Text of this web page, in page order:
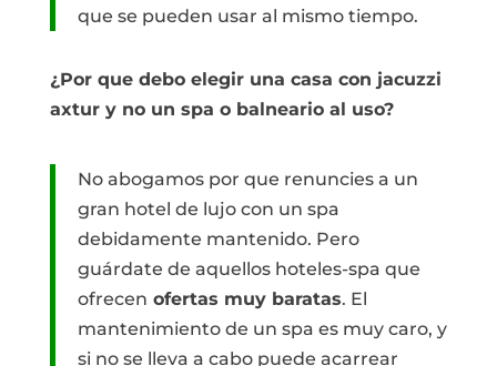
que se pueden usar al mismo tiempo.
¿Por que debo elegir una casa con jacuzzi
axtur y no un spa o balneario al uso?
No abogamos por que renuncies a un
gran hotel de lujo con un spa
debidamente mantenido. Pero
guárdate de aquellos hoteles-spa que
ofrecen ofertas muy baratas. El
mantenimiento de un spa es muy caro, y
si no se lleva a cabo puede acarrear